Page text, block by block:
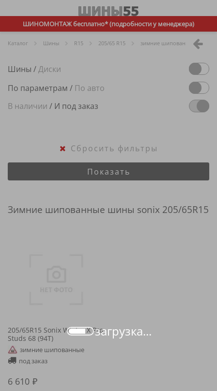
ШИНОМОНТАЖ бесплатно* (подробности у менеджера)
Каталог Шины R15 205/65 R15 зимние шипованные
Шины /Диски
По параметрам / По авто
В наличии / И под заказ
загрузка...
Показать
Сбросить фильтры
Зимние шипованные шины sonix 205/65R15
205/65R15 Sonix Winter X Pro
Studs 68 (94T)
зимние шипованные
под заказ
6 610